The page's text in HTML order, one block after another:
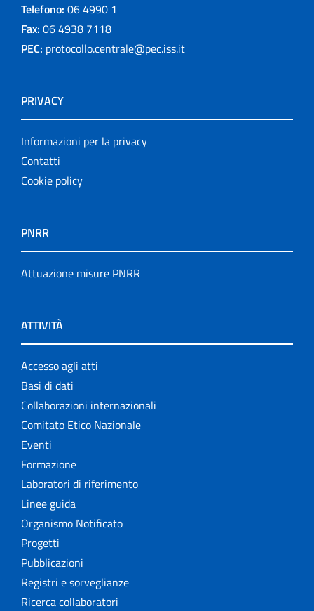
Telefono: 06 4990 1
Fax: 06 4938 7118
PEC: protocollo.centrale@pec.iss.it
PRIVACY
Informazioni per la privacy
Contatti
Cookie policy
PNRR
Attuazione misure PNRR
ATTIVITÀ
Accesso agli atti
Basi di dati
Collaborazioni internazionali
Comitato Etico Nazionale
Eventi
Formazione
Laboratori di riferimento
Linee guida
Organismo Notificato
Progetti
Pubblicazioni
Registri e sorveglianze
Ricerca collaboratori